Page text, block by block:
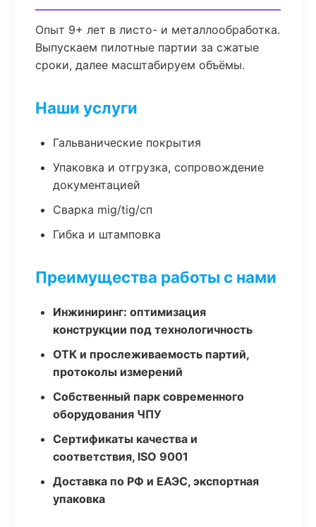
Опыт 9+ лет в листо- и металлообработка.
Выпускаем пилотные партии за сжатые
сроки, далее масштабируем объёмы.
Наши услуги
Гальванические покрытия
Упаковка и отгрузка, сопровождение
документацией
Сварка mig/tig/сп
Гибка и штамповка
Преимущества работы с нами
Инжиниринг: оптимизация
конструкции под технологичность
ОТК и прослеживаемость партий,
протоколы измерений
Собственный парк современного
оборудования ЧПУ
Сертификаты качества и
соответствия, ISO 9001
Доставка по РФ и ЕАЭС, экспортная
упаковка